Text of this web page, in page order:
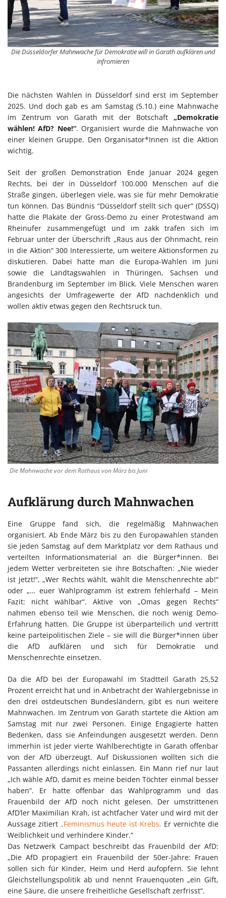
Die Düsseldorfer Mahnwache für Demokratie will in Garath aufklären und
infromieren
Die nächsten Wahlen in Düsseldorf sind erst im September
2025. Und doch gab es am Samstag (5.10.) eine Mahnwache
im Zentrum von Garath mit der Botschaft „Demokratie
wählen! AfD? Nee!“. Organisiert wurde die Mahnwache von
einer kleinen Gruppe. Den Organisator*Innen ist die Aktion
wichtig.
Seit der großen Demonstration Ende Januar 2024 gegen
Rechts, bei der in Düsseldorf 100.000 Menschen auf die
Straße gingen, überlegen viele, was sie für mehr Demokratie
tun können. Das Bündnis “Düsseldorf stellt sich quer” (DSSQ)
hatte die Plakate der Gross-Demo zu einer Protestwand am
Rheinufer zusammengefügt und im zakk trafen sich im
Februar unter der Überschrift „Raus aus der Ohnmacht, rein
in die Aktion“ 300 Interessierte, um weitere Aktionsformen zu
diskutieren. Dabei hatte man die Europa-Wahlen im Juni
sowie die Landtagswahlen in Thüringen, Sachsen und
Brandenburg im September im Blick. Viele Menschen waren
angesichts der Umfragewerte der AfD nachdenklich und
wollen aktiv etwas gegen den Rechtsruck tun.
Die Mahnwache vor dem Rathaus von März bis Juni
Aufklärung durch Mahnwachen
Eine Gruppe fand sich, die regelmäßig Mahnwachen
organisiert. Ab Ende März bis zu den Europawahlen standen
sie jeden Samstag auf dem Marktplatz vor dem Rathaus und
verteilten Informationsmaterial an die Bürger*innen. Bei
jedem Wetter verbreiteten sie ihre Botschaften: „Nie wieder
ist jetzt!“, „Wer Rechts wählt, wählt die Menschenrechte ab!“
oder „… euer Wahlprogramm ist extrem fehlerhafd – Mein
Fazit: nicht wählbar“. Aktive von „Omas gegen Rechts“
nahmen ebenso teil wie Menschen, die noch wenig Demo-
Erfahrung hatten. Die Gruppe ist überparteilich und vertritt
keine parteipolitischen Ziele – sie will die Bürger*innen über
die AfD aufklären und sich für Demokratie und
Menschenrechte einsetzen.
Da die AfD bei der Europawahl im Stadtteil Garath 25,52
Prozent erreicht hat und in Anbetracht der Wahlergebnisse in
den drei ostdeutschen Bundesländern, gibt es nun weitere
Mahnwachen. Im Zentrum von Garath startete die Aktion am
Samstag mit nur zwei Personen. Einige Engagierte hatten
Bedenken, dass sie Anfeindungen ausgesetzt werden. Denn
immerhin ist jeder vierte Wahlberechtigte in Garath offenbar
von der AfD überzeugt. Auf Diskussionen wollten sich die
Passanten allerdings nicht einlassen. Ein Mann rief nur laut
„Ich wähle AfD, damit es meine beiden Töchter einmal besser
haben“. Er hatte offenbar das Wahlprogramm und das
Frauenbild der AfD noch nicht gelesen. Der umstrittenen
AfD’ler Maximilian Krah, ist achtfacher Vater und wird mit der
Aussage zitiert „Feminismus heute ist Krebs. Er vernichte die
Weiblichkeit und verhindere Kinder.“
Das Netzwerk Campact beschreibt das Frauenbild der AfD:
„Die AfD propagiert ein Frauenbild der 50er-Jahre: Frauen
sollen sich für Kinder, Heim und Herd aufopfern. Sie lehnt
Gleichstellungspolitik ab und nennt Frauenquoten „ein Gift,
eine Säure, die unsere freiheitliche Gesellschaft zerfrisst“.